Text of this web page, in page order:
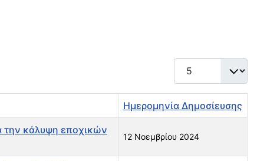
Εμφάνιση #
Ημερομηνία Δημοσίευσης
την κάλυψη εποχικών
12 Νοεμβρίου 2024